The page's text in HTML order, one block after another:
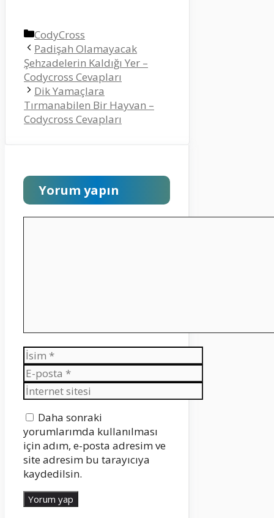
Kategoriler
CodyCross
Padişah Olamayacak
Şehzadelerin Kaldığı Yer –
Codycross Cevapları
Dik Yamaçlara
Tırmanabilen Bir Hayvan –
Codycross Cevapları
Yorum yapın
İsim
E-
posta
İnternet
sitesi
Daha sonraki
yorumlarımda kullanılması
için adım, e-posta adresim ve
site adresim bu tarayıcıya
kaydedilsin.